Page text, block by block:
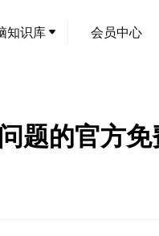
知识库 会员中心
题的官方